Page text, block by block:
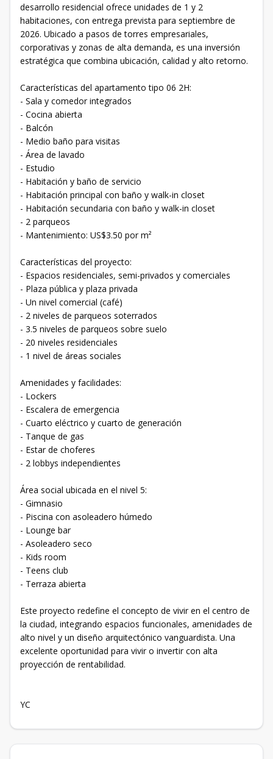
desarrollo residencial ofrece unidades de 1 y 2
habitaciones, con entrega prevista para septiembre de
2026. Ubicado a pasos de torres empresariales,
corporativas y zonas de alta demanda, es una inversión
estratégica que combina ubicación, calidad y alto retorno.
Características del apartamento tipo 06 2H:
- Sala y comedor integrados
- Cocina abierta
- Balcón
- Medio baño para visitas
- Área de lavado
- Estudio
- Habitación y baño de servicio
- Habitación principal con baño y walk-in closet
- Habitación secundaria con baño y walk-in closet
- 2 parqueos
- Mantenimiento: US$3.50 por m²
Características del proyecto:
- Espacios residenciales, semi-privados y comerciales
- Plaza pública y plaza privada
- Un nivel comercial (café)
- 2 niveles de parqueos soterrados
- 3.5 niveles de parqueos sobre suelo
- 20 niveles residenciales
- 1 nivel de áreas sociales
Amenidades y facilidades:
- Lockers
- Escalera de emergencia
- Cuarto eléctrico y cuarto de generación
- Tanque de gas
- Estar de choferes
- 2 lobbys independientes
Área social ubicada en el nivel 5:
- Gimnasio
- Piscina con asoleadero húmedo
- Lounge bar
- Asoleadero seco
- Kids room
- Teens club
- Terraza abierta
Este proyecto redefine el concepto de vivir en el centro de
la ciudad, integrando espacios funcionales, amenidades de
alto nivel y un diseño arquitectónico vanguardista. Una
excelente oportunidad para vivir o invertir con alta
proyección de rentabilidad.
YC